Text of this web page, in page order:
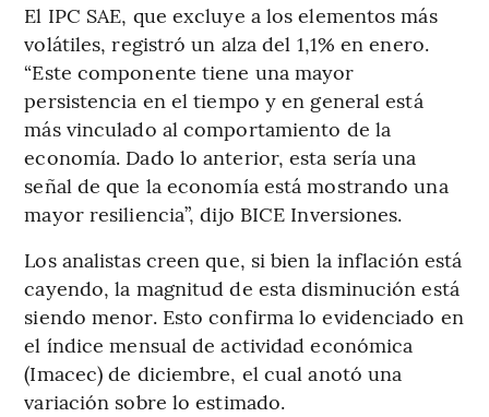
El IPC SAE, que excluye a los elementos más
volátiles, registró un alza del 1,1% en enero.
“Este componente tiene una mayor
persistencia en el tiempo y en general está
más vinculado al comportamiento de la
economía. Dado lo anterior, esta sería una
señal de que la economía está mostrando una
mayor resiliencia”, dijo BICE Inversiones.
Los analistas creen que, si bien la inflación está
cayendo, la magnitud de esta disminución está
siendo menor. Esto confirma lo evidenciado en
el índice mensual de actividad económica
(Imacec) de diciembre, el cual anotó una
variación sobre lo estimado.